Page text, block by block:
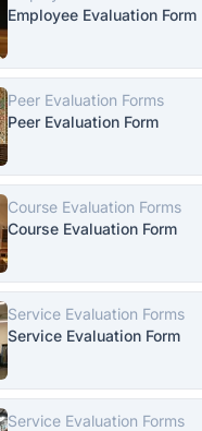
Employee Evaluation Form
Peer Evaluation Forms
Peer Evaluation Form
Course Evaluation Forms
Course Evaluation Form
Service Evaluation Forms
Service Evaluation Form
Service Evaluation Forms